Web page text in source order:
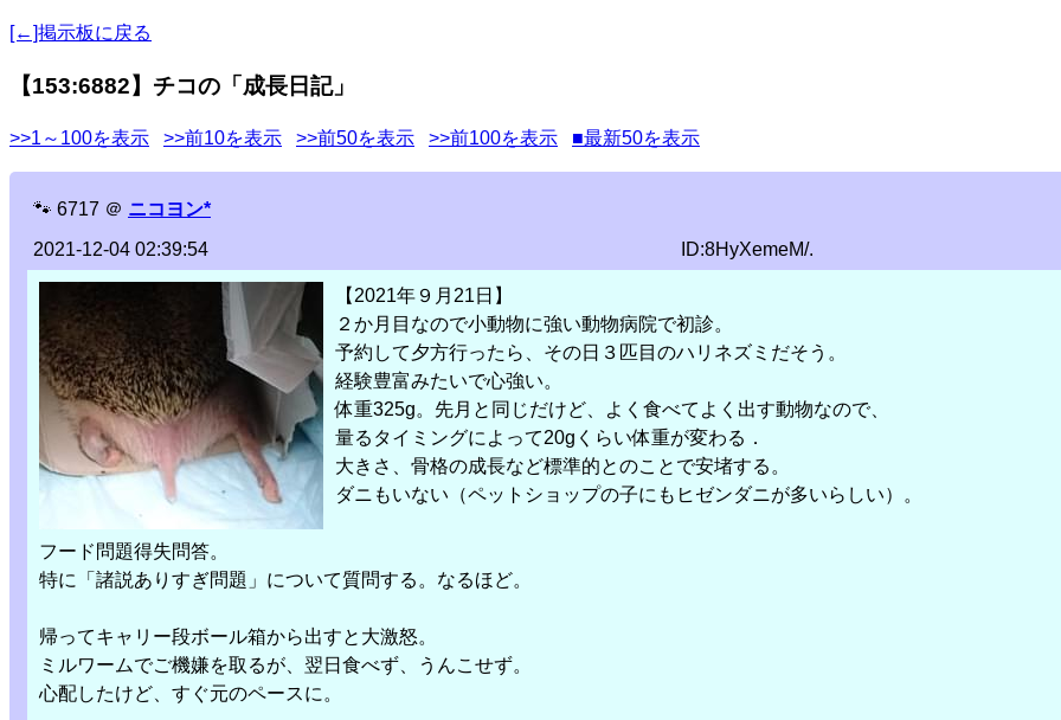
[←]掲示板に戻る
【153:6882】チコの「成長日記」
>>1～100を表示 >>前10を表示 >>前50を表示 >>前100を表示 ■最新50を表示
🐾 6717 ＠ ニコヨン*
2021-12-04 02:39:54
ID:8HyXemeM/.
【2021年９月21日】
２か月目なので小動物に強い動物病院で初診。
予約して夕方行ったら、その日３匹目のハリネズミだそう。
経験豊富みたいで心強い。
体重325g。先月と同じだけど、よく食べてよく出す動物なので、
量るタイミングによって20gくらい体重が変わる．
大きさ、骨格の成長など標準的とのことで安堵する。
ダニもいない（ペットショップの子にもヒゼンダニが多いらしい）。
フード問題得失問答。
特に「諸説ありすぎ問題」について質問する。なるほど。
帰ってキャリー段ボール箱から出すと大激怒。
ミルワームでご機嫌を取るが、翌日食べず、うんこせず。
心配したけど、すぐ元のペースに。